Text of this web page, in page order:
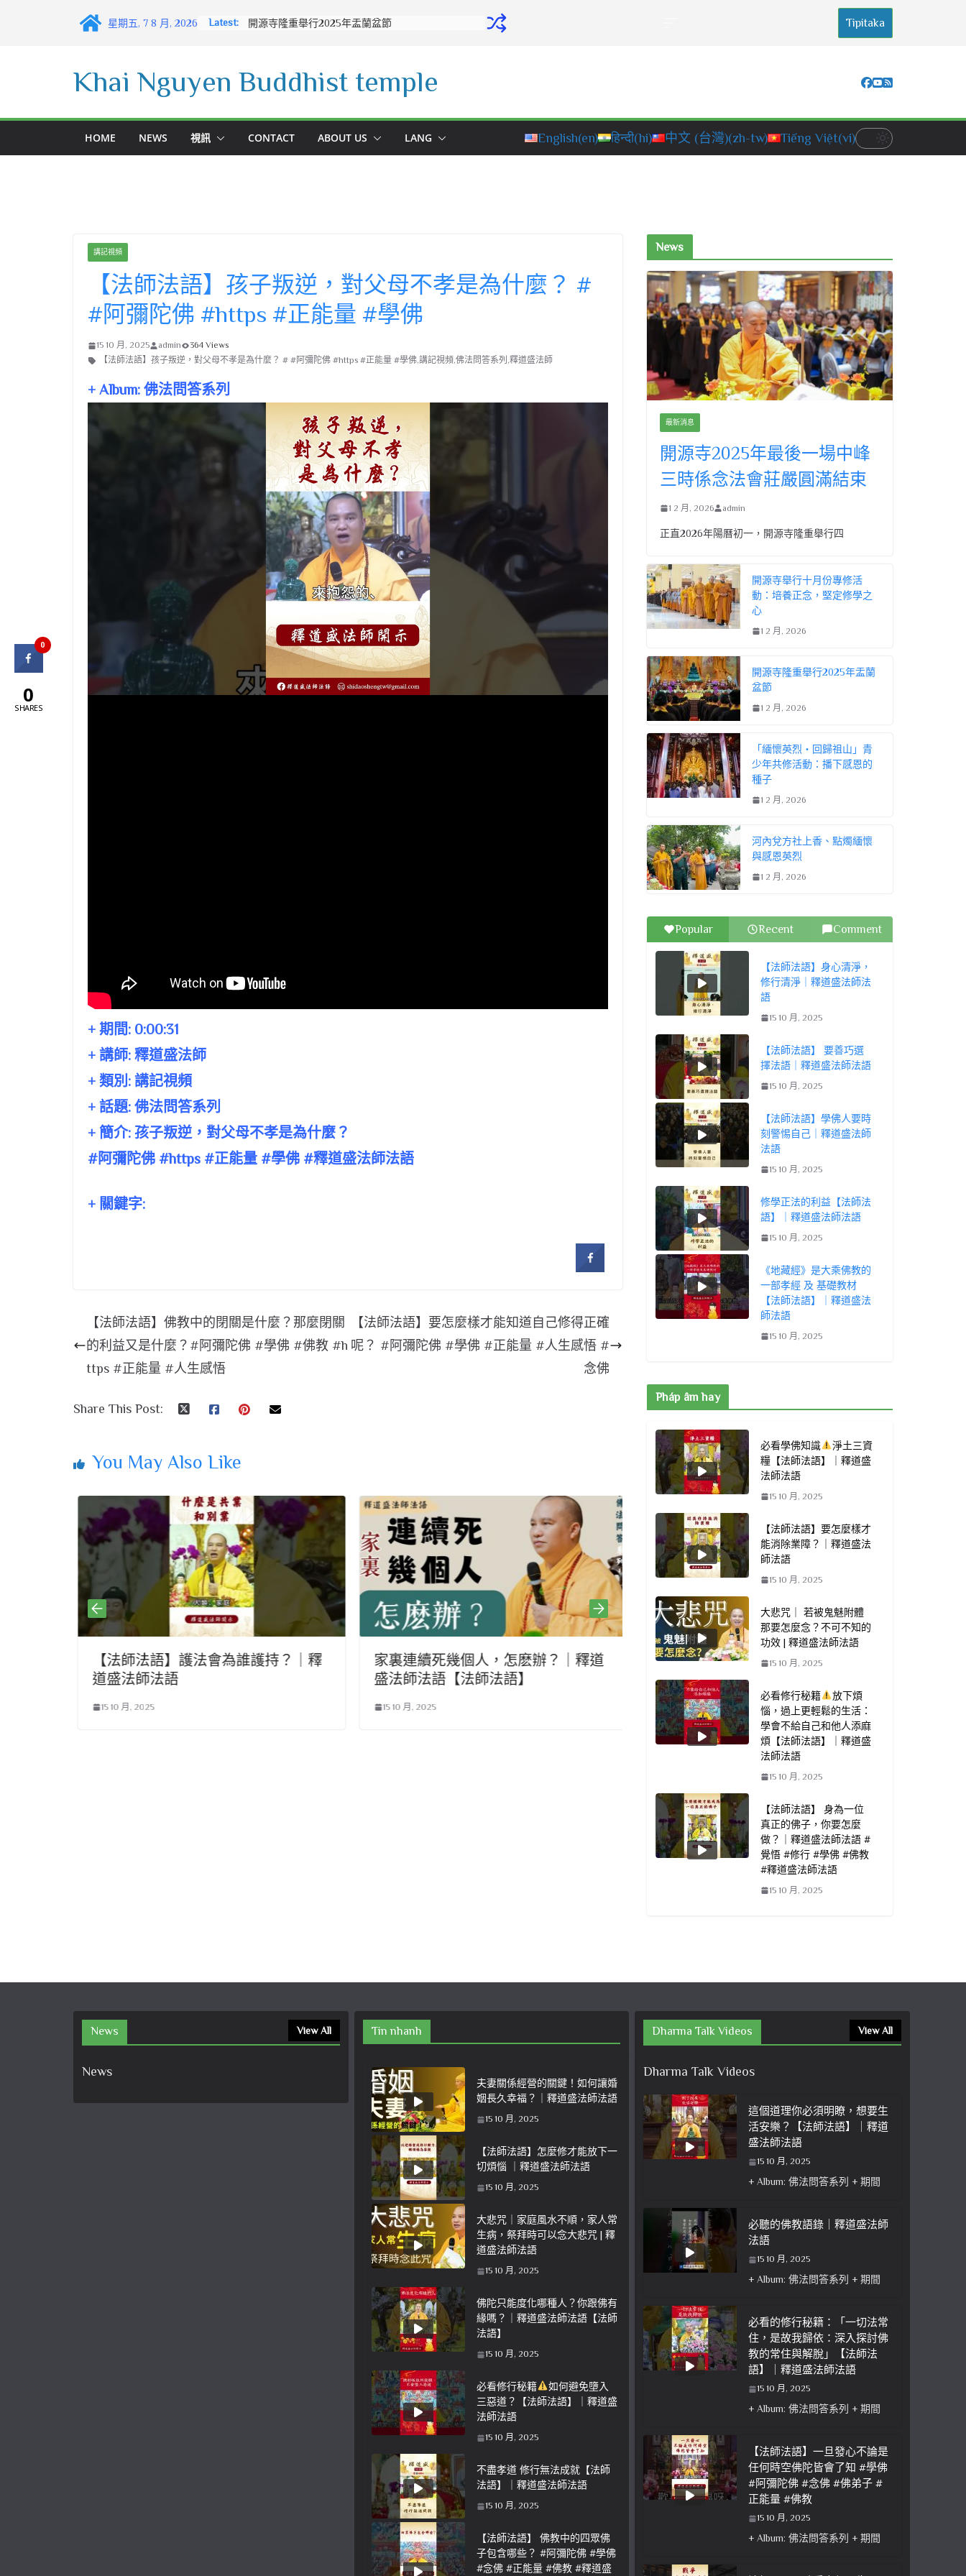
星期五, 7 8 月, 2026 Latest: 開源寺隆重舉行2025年盂蘭盆節 Tipitaka
Khai Nguyen Buddhist temple
HOME NEWS 視訊 CONTACT ABOUT US LANG English(en) हिन्दी(hi) 中文 (台灣)(zh-tw) Tiếng Việt(vi)
講記視頻
【法師法語】孩子叛逆，對父母不孝是為什麼？ #
#阿彌陀佛 #https #正能量 #學佛
15 10 月, 2025 admin
364 Views
【法師法語】孩子叛逆，對父母不孝是為什麼？ # #阿彌陀佛 #https #正能量 #學佛,講記視頻,佛法問答系列,釋道盛法師
+ Album: 佛法問答系列
+ 期間: 0:00:31
+ 講師: 釋道盛法師
+ 類別: 講記視頻
+ 話題: 佛法問答系列
+ 簡介: 孩子叛逆，對父母不孝是為什麼？
#阿彌陀佛 #https #正能量 #學佛 #釋道盛法師法語
+ 關鍵字:
【法師法語】佛教中的閉關是什麼？那麼閉關
的利益又是什麼？#阿彌陀佛 #學佛 #佛教 #h
ttps #正能量 #人生感悟
【法師法語】要怎麼樣才能知道自己修得正確
呢？ #阿彌陀佛 #學佛 #正能量 #人生感悟 #
念佛
Share This Post:
You May Also Like
【法師法語】護法會為誰護持？｜釋
道盛法師法語
15 10 月, 2025
家裏連續死幾個人，怎麽辦？｜釋道
盛法師法語【法師法語】
15 10 月, 2025
2025年最好看的佛教動畫片｜【大勢
至菩薩念佛圓通章】| 净土佛教動畫
片| 釋道盛法師法語
15 10 月, 2025
News
最新消息
開源寺2025年最後一場中峰
三時係念法會莊嚴圓滿結束
1 2 月, 2026 admin
正直2026年陽曆初一，開源寺隆重舉行四
開源寺舉行十月份專修活
動：培養正念，堅定修學之
心
1 2 月, 2026
開源寺隆重舉行2025年盂蘭
盆節
1 2 月, 2026
「緬懷英烈・回歸祖山」青
少年共修活動：播下感恩的
種子
1 2 月, 2026
河內兌方社上香、點燭緬懷
與感恩英烈
1 2 月, 2026
Popular Recent Comment
【法師法語】身心清淨，
修行清淨｜釋道盛法師法
語
15 10 月, 2025
【法師法語】 要善巧選
擇法語｜釋道盛法師法語
15 10 月, 2025
【法師法語】學佛人要時
刻警惕自己｜釋道盛法師
法語
15 10 月, 2025
修學正法的利益【法師法
語】｜釋道盛法師法語
15 10 月, 2025
《地藏經》是大乘佛教的
一部孝經 及 基礎教材
【法師法語】｜釋道盛法
師法語
15 10 月, 2025
Pháp âm hay
必看學佛知識
淨土三資
糧【法師法語】｜釋道盛
法師法語
15 10 月, 2025
【法師法語】要怎麼樣才
能消除業障？｜釋道盛法
師法語
15 10 月, 2025
大悲咒｜ 若被鬼魅附體
那要怎麼念？不可不知的
功效 | 釋道盛法師法語
15 10 月, 2025
必看修行秘籍
放下煩
惱，過上更輕鬆的生活：
學會不給自己和他人添麻
煩【法師法語】｜釋道盛
法師法語
15 10 月, 2025
【法師法語】 身為一位
真正的佛子，你要怎麼
做？｜釋道盛法師法語 #
覺悟 #修行 #學佛 #佛教
#釋道盛法師法語
15 10 月, 2025
News View All
News
Tin nhanh
夫妻關係經營的關鍵！如何讓婚
姻長久幸福？｜釋道盛法師法語
15 10 月, 2025
【法師法語】怎麼修才能放下一
切煩惱 ｜釋道盛法師法語
15 10 月, 2025
大悲咒｜家庭風水不順，家人常
生病，祭拜時可以念大悲咒 | 釋
道盛法師法語
15 10 月, 2025
佛陀只能度化哪種人？你跟佛有
緣嗎？｜釋道盛法師法語【法師
法語】
15 10 月, 2025
必看修行秘籍
如何避免墮入
三惡道？【法師法語】｜釋道盛
法師法語
15 10 月, 2025
不盡孝道 修行無法成就【法師
法語】｜釋道盛法師法語
15 10 月, 2025
【法師法語】 佛教中的四眾佛
子包含哪些？ #阿彌陀佛 #學佛
#念佛 #正能量 #佛教 #釋道盛
Dharma Talk Videos View All
Dharma Talk Videos
這個道理你必須明瞭，想要生
活安樂？【法師法語】｜釋道
盛法師法語
15 10 月, 2025
+ Album: 佛法問答系列 + 期間
必聽的佛教語錄｜釋道盛法師
法語
15 10 月, 2025
+ Album: 佛法問答系列 + 期間
必看的修行秘籍：「一切法常
住，是故我歸依：深入探討佛
教的常住與解脫」【法師法
語】｜釋道盛法師法語
15 10 月, 2025
+ Album: 佛法問答系列 + 期間
【法師法語】一旦發心不論是
任何時空佛陀皆會了知 #學佛
#阿彌陀佛 #念佛 #佛弟子 #
正能量 #佛教
15 10 月, 2025
+ Album: 佛法問答系列 + 期間
0
0
SHARES